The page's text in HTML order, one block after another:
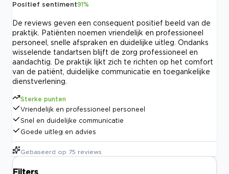
Positief sentiment91%
De reviews geven een consequent positief beeld van de
praktijk. Patiënten noemen vriendelijk en professioneel
personeel, snelle afspraken en duidelijke uitleg. Ondanks
wisselende tandartsen blijft de zorg professioneel en
aandachtig. De praktijk lijkt zich te richten op het comfort
van de patiënt, duidelijke communicatie en toegankelijke
dienstverlening.
Sterke punten
Vriendelijk en professioneel personeel
Snel en duidelijke communicatie
Goede uitleg en advies
Gebaseerd op 75 reviews